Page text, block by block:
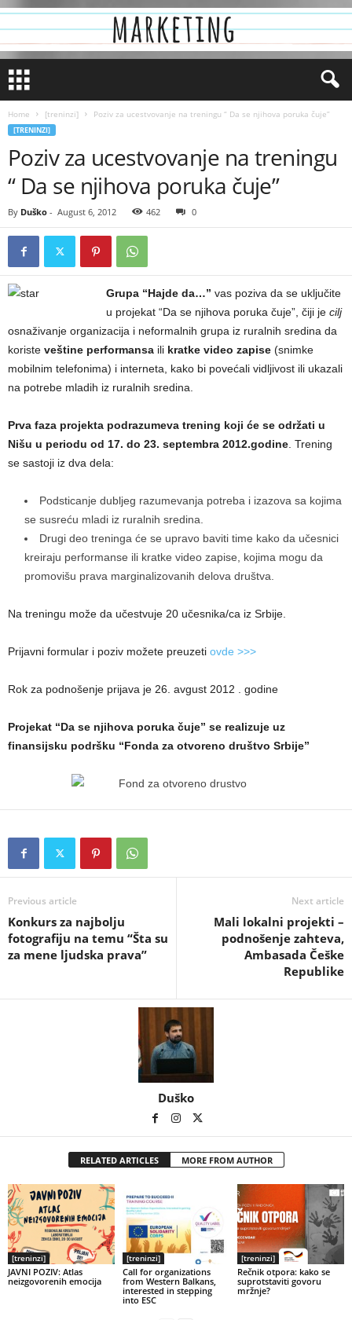
Home [treninzi] Poziv za ucestvovanje na treningu “ Da se njihova poruka čuje”
[TRENINZI]
Poziv za ucestvovanje na treningu
“ Da se njihova poruka čuje”
By Duško - August 6, 2012 462 0
Grupa “Hajde da…” vas poziva da se uključite
u projekat “Da se njihova poruka čuje”, čiji je cilj
osnaživanje organizacija i neformalnih grupa iz ruralnih sredina da
koriste veštine performansa ili kratke video zapise (snimke
mobilnim telefonima) i interneta, kako bi povećali vidljivost ili ukazali
na potrebe mladih iz ruralnih sredina.
Prva faza projekta podrazumeva trening koji će se održati u
Nišu u periodu od 17. do 23. septembra 2012.godine . Trening
se sastoji iz dva dela:
Podsticanje dubljeg razumevanja potreba i izazova sa kojima
se susreću mladi iz ruralnih sredina.
Drugi deo treninga će se upravo baviti time kako da učesnici
kreiraju performanse ili kratke video zapise, kojima mogu da
promovišu prava marginalizovanih delova društva.
Na treningu može da učestvuje 20 učesnika/ca iz Srbije.
Prijavni formular i poziv možete preuzeti ovde >>>
Rok za podnošenje prijava je 26. avgust 2012 . godine
Projekat “Da se njihova poruka čuje” se realizuje uz
finansijsku podršku “Fonda za otvoreno društvo Srbije”
Previous article
Konkurs za najbolju
fotografiju na temu “Šta su
za mene ljudska prava”
Next article
Mali lokalni projekti –
podnošenje zahteva,
Ambasada Češke
Republike
Duško
RELATED ARTICLES MORE FROM AUTHOR
[treninzi]
JAVNI POZIV: Atlas
neizgovorenih emocija
[treninzi]
Call for organizations
from Western Balkans,
interested in stepping
into ESC
[treninzi]
Rečnik otpora: kako se
suprotstaviti govoru
mržnje?